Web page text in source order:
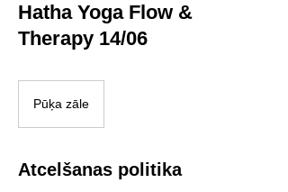
Hatha Yoga Flow &
Therapy 14/06
Pūķa zāle
Atcelšanas politika